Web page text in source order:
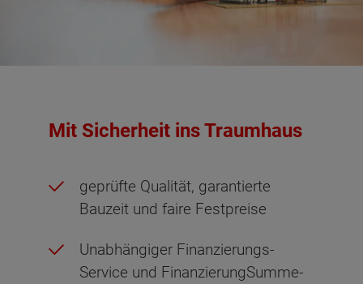
Mit Sicherheit ins Traumhaus
geprüfte Qualität, garantierte
Bauzeit und faire Festpreise
Unabhängiger Finanzierungs-
Service und FinanzierungSumme-